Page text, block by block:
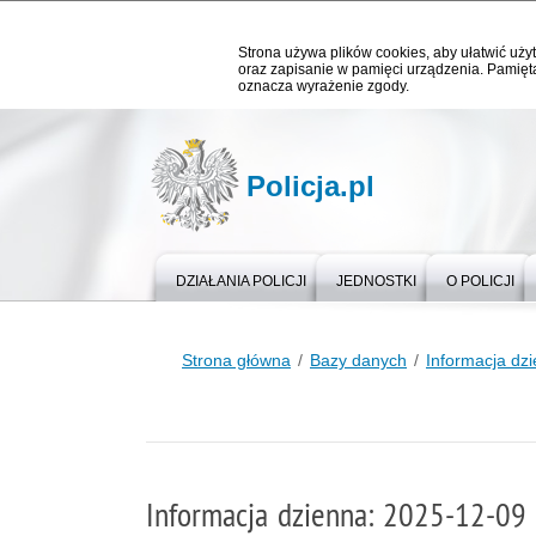
Strona używa plików cookies, aby ułatwić
oraz zapisanie w pamięci urządzenia.
oznacza wyrażenie zgody.
Policja.pl
DZIAŁANIA POLICJI JEDNOSTKI O POLICJI
Strona główna Bazy danych Informacja
Informacja dzienna: 2025-12-09